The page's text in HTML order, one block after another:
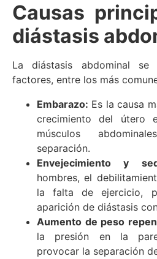
Causas
diástasis
La diástasis abdominal
factores, entre los más
Embarazo: Es la causa
crecimiento del útero
músculos
separación.
Envejecimiento y
hombres, el
la falta de ejercicio,
aparición de diástasis
Aumento de peso
la presión en la
provocar la separación